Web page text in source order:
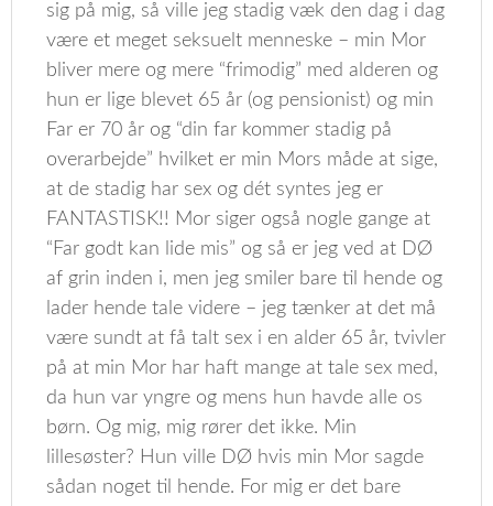
sig på mig, så ville jeg stadig væk den dag i dag
være et meget seksuelt menneske – min Mor
bliver mere og mere “frimodig” med alderen og
hun er lige blevet 65 år (og pensionist) og min
Far er 70 år og “din far kommer stadig på
overarbejde” hvilket er min Mors måde at sige,
at de stadig har sex og dét syntes jeg er
FANTASTISK!! Mor siger også nogle gange at
“Far godt kan lide mis” og så er jeg ved at DØ
af grin inden i, men jeg smiler bare til hende og
lader hende tale videre – jeg tænker at det må
være sundt at få talt sex i en alder 65 år, tvivler
på at min Mor har haft mange at tale sex med,
da hun var yngre og mens hun havde alle os
børn. Og mig, mig rører det ikke. Min
lillesøster? Hun ville DØ hvis min Mor sagde
sådan noget til hende. For mig er det bare